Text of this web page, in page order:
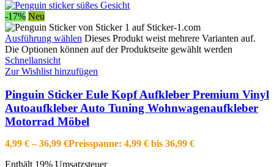
-17% Neu
Ausführung wählen Dieses Produkt weist mehrere Varianten auf.
Die Optionen können auf der Produktseite gewählt werden
Schnellansicht
Zur Wishlist hinzufügen
Pinguin Sticker Eule Kopf Aufkleber Premium Vinyl
Autoaufkleber Auto Tuning Wohnwagenaufkleber
Motorrad Möbel
4,99 € –36,99 €Preisspanne: 4,99 € bis 36,99 €
Enthält 19% Umsatzsteuer